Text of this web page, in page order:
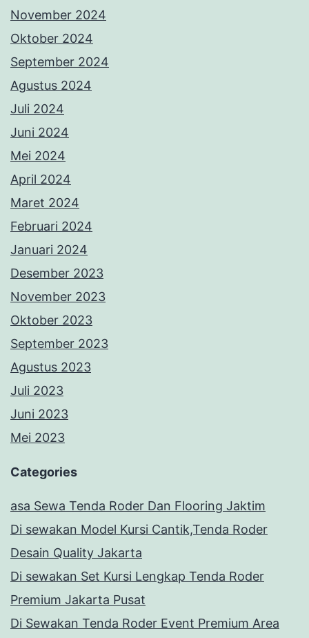
November 2024
Oktober 2024
September 2024
Agustus 2024
Juli 2024
Juni 2024
Mei 2024
April 2024
Maret 2024
Februari 2024
Januari 2024
Desember 2023
November 2023
Oktober 2023
September 2023
Agustus 2023
Juli 2023
Juni 2023
Mei 2023
Categories
asa Sewa Tenda Roder Dan Flooring Jaktim
Di sewakan Model Kursi Cantik,Tenda Roder
Desain Quality Jakarta
Di sewakan Set Kursi Lengkap Tenda Roder
Premium Jakarta Pusat
Di Sewakan Tenda Roder Event Premium Area